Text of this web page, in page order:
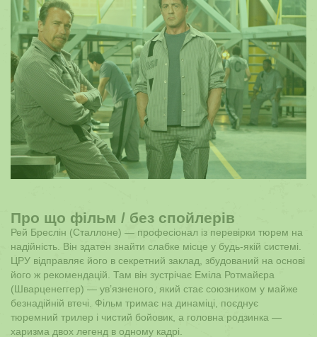
Про що фільм / без спойлерів
Рей Бреслін (Сталлоне) — професіонал із перевірки тюрем на
надійність. Він здатен знайти слабке місце у будь-якій системі.
ЦРУ відправляє його в секретний заклад, збудований на основі
його ж рекомендацій. Там він зустрічає Еміла Ротмайєра
(Шварценеггер) — ув’язненого, який стає союзником у майже
безнадійній втечі. Фільм тримає на динаміці, поєднує
тюремний трилер і чистий бойовик, а головна родзинка —
харизма двох легенд в одному кадрі.